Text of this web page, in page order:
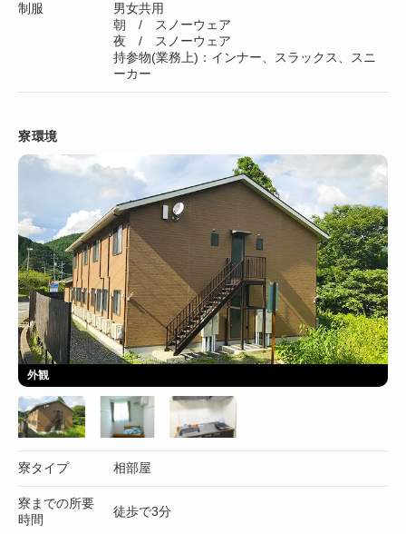
制服
男女共用
朝 / スノーウェア
夜 / スノーウェア
持参物(業務上)：インナー、スラックス、スニ
ーカー
寮環境
外観
寮タイプ 相部屋
寮までの所要
時間
徒歩で3分